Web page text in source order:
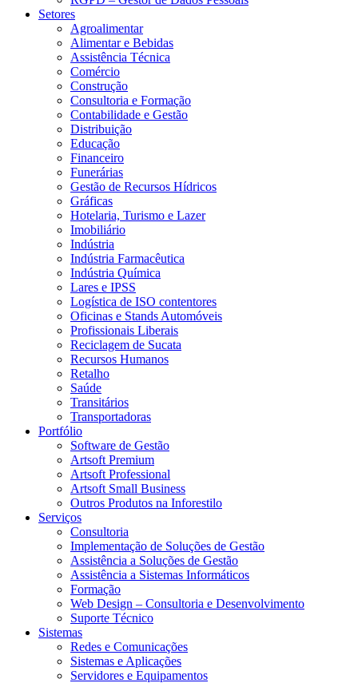
Setores
Agroalimentar
Alimentar e Bebidas
Assistência Técnica
Comércio
Construção
Consultoria e Formação
Contabilidade e Gestão
Distribuição
Educação
Financeiro
Funerárias
Gestão de Recursos Hídricos
Gráficas
Hotelaria, Turismo e Lazer
Imobiliário
Indústria
Indústria Farmacêutica
Indústria Química
Lares e IPSS
Logística de ISO contentores
Oficinas e Stands Automóveis
Profissionais Liberais
Reciclagem de Sucata
Recursos Humanos
Retalho
Saúde
Transitários
Transportadoras
Portfólio
Software de Gestão
Artsoft Premium
Artsoft Professional
Artsoft Small Business
Outros Produtos na Inforestilo
Serviços
Consultoria
Implementação de Soluções de Gestão
Assistência a Soluções de Gestão
Assistência a Sistemas Informáticos
Formação
Web Design – Consultoria e Desenvolvimento
Suporte Técnico
Sistemas
Redes e Comunicações
Sistemas e Aplicações
Servidores e Equipamentos